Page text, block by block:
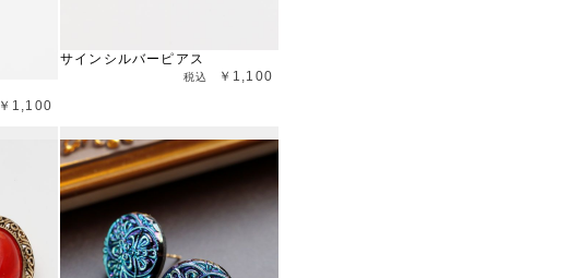
￥1,100
サインシルバーピアス
￥1,100